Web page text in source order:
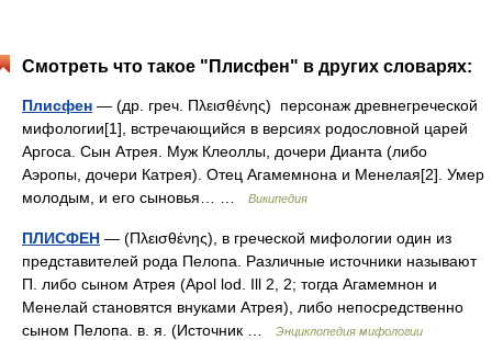
Смотреть что такое "Плисфен" в других словарях:
Плисфен — (др. греч. Πλεισθένης) персонаж древнегреческой
мифологии[1], встречающийся в версиях родословной царей
Аргоса. Сын Атрея. Муж Клеоллы, дочери Дианта (либо
Аэропы, дочери Катрея). Отец Агамемнона и Менелая[2]. Умер
молодым, и его сыновья… …
Википедия
ПЛИСФЕН — (Πλεισθένης), в греческой мифологии один из
представителей рода Пелопа. Различные источники называют
П. либо сыном Атрея (Apol lod. Ill 2, 2; тогда Агамемнон и
Мeнелай становятся внуками Атрея), либо непосредственно
сыном Пелопа. в. я. (Источник …
Энциклопедия мифологии